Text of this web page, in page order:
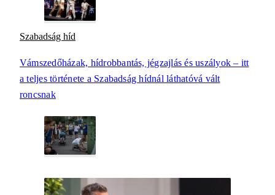
Szabadság híd
Vámszedőházak, hídrobbantás, jégzajlás és uszályok – itt
a teljes története a Szabadság hídnál láthatóvá vált
roncsnak